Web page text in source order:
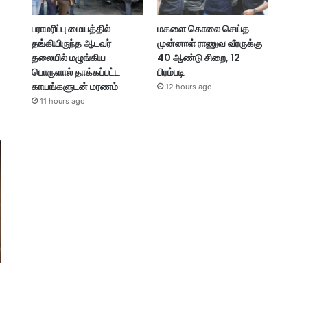
பராமரிப்பு மையத்தில்
தங்கியிருந்த ஆடவர்
தலையில் மழுங்கிய
பொருளால் தாக்கப்பட்ட
காயங்களுடன் மரணம்
11 hours ago
மகளை கொலை செய்த
முன்னாள் ராணுவ வீரருக்கு
40 ஆண்டு சிறை, 12
பிரம்படி
12 hours ago